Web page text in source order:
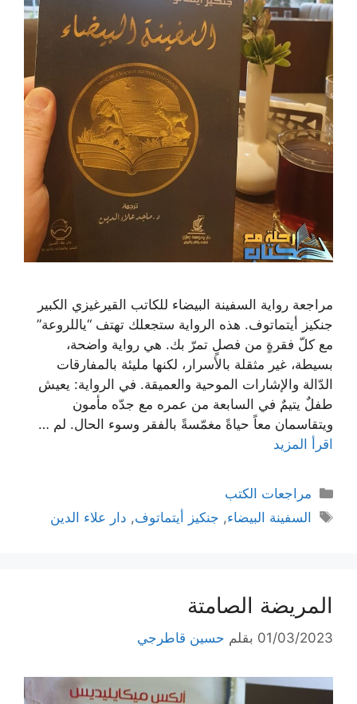
مراجعة رواية السفينة البيضاء للكاتب القيرغيزي الكبير
جنكيز أيتماتوف. هذه الرواية ستجعلك تهتف “ياللروعة”
مع كلّ فقرةٍ من فصلٍ تمرّ بك. هي رواية واضحة،
بسيطة، غير مثقلة بالأسرار، لكنها مليئة بالمفارقات
الدّالة والإشارات الموحية والعميقة. في الرواية: يعيش
طفلٌ يتيمٌ في السابعة من عمره مع جدّه مأمون
ويتقاسمان معاً حياةً مغمّسةً بالفقر وسوء الحال. لم …
اقرأ المزيد
التصنيفات
مراجعات الكتب
الوسوم
السفينة البيضاء, جنكيز أيتماتوف, دار علاء الدين
المريضة الصامتة
01/03/2023 بقلم حسين قاطرجي